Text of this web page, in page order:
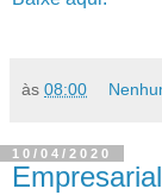
às 08:00
10/04/2020